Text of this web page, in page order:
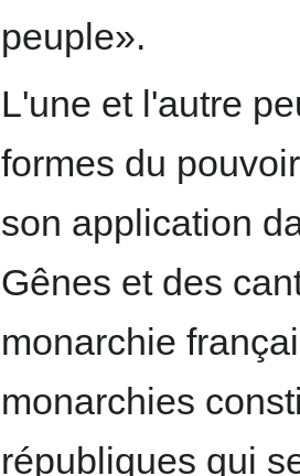
peuple».
L'une et l'autre
formes du
son application
Gênes et des
monarchie
monarchies
républiques qui